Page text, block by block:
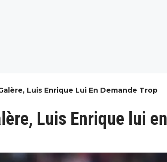
Luis Enrique Lui En Demande Trop
Luis Enrique lui en